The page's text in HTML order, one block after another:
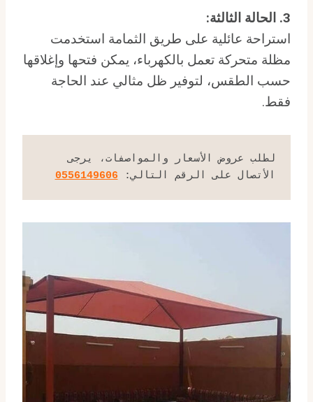
3. الحالة الثالثة:
استراحة عائلية على طريق الثمامة استخدمت
مظلة متحركة تعمل بالكهرباء، يمكن فتحها وإغلاقها
حسب الطقس، لتوفير ظل مثالي عند الحاجة
فقط.
لطلب عروض الأسعار والمواصفات، يرجى
الأتصال على الرقم التالي: 0556149606